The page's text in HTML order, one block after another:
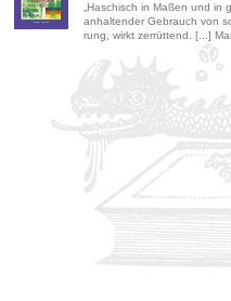
„Ha­schisch in Maßen und
an­hal­ten­der Ge­brauch von
rung, wirkt zer­rüt­tend. [...]